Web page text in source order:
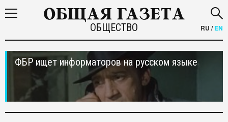
ОБЩЕСТВО RU /EN
ФБР ищет информаторов на русском языке